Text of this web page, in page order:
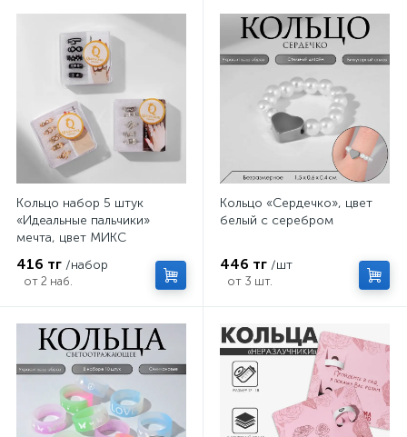
Кольцо набор 5 штук
«Идеальные пальчики»
мечта, цвет МИКС
416 тг /набор
от 2 наб.
Кольцо «Сердечко», цвет
белый с серебром
446 тг /шт
от 3 шт.